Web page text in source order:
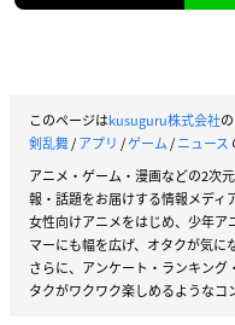
このページはkusuguru株式会社
剣乱舞/アプリ /ゲーム/ニュース
アニメ・ゲーム・漫画などの2次
報・話題をお届けする情報メディ
女性向けアニメをはじめ、少年
マーにも幅を広げ、オタクが気に
さらに、アンケート・ランキン
タクがワクワク楽しめるようなコ